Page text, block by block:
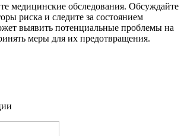
медицинские обследования. Обсуждайте
риска и следите за состоянием
выявить потенциальные проблемы на
меры для их предотвращения.